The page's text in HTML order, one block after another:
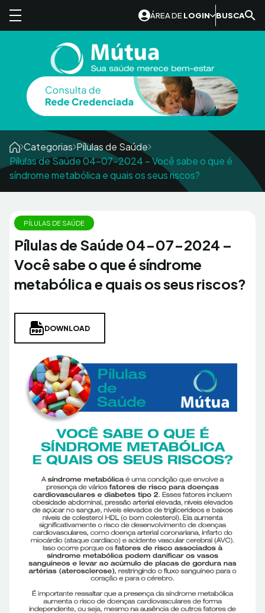
ÁREA DE LOGIN BUSCA
Categorias Pílulas de Saúde
Pílulas de Saúde 04-07-2024 – Você sabe o que é
síndrome metabólica e quais os seus riscos?
PÍLULAS DE SAÚDE
Pílulas de Saúde 04-07-2024 –
Você sabe o que é síndrome
metabólica e quais os seus riscos?
DOWNLOAD